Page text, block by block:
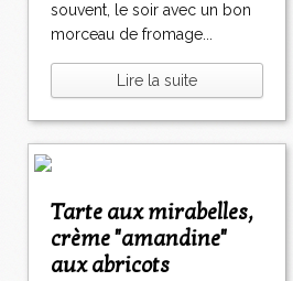
souvent, le soir avec un bon
morceau de fromage...
Lire la suite
Tarte aux mirabelles,
crème "amandine"
aux abricots